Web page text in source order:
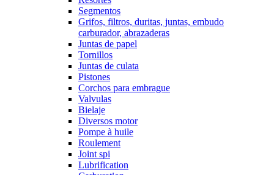
Segmentos
Grifos, filtros, duritas, juntas, embudo
carburador, abrazaderas
Juntas de papel
Tornillos
Juntas de culata
Pistones
Corchos para embrague
Valvulas
Bielaje
Diversos motor
Pompe à huile
Roulement
Joint spi
Lubrification